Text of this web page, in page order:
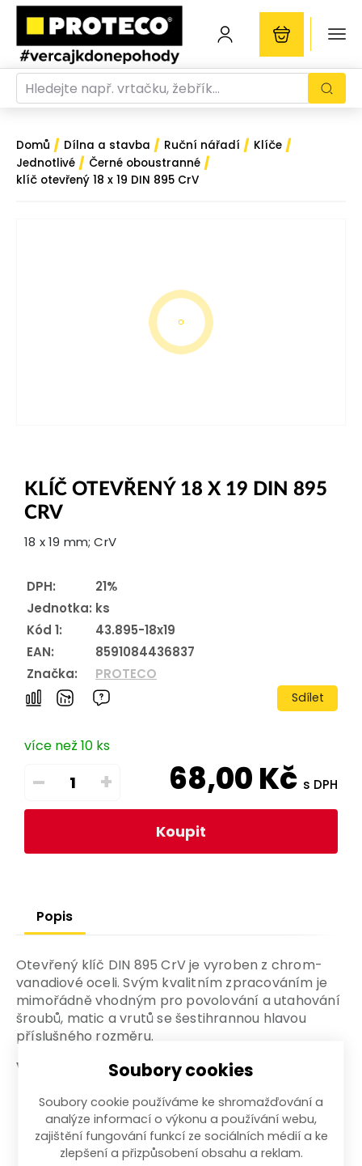
Domů / Dílna a stavba / Ruční nářadí / Klíče /
Jednotlivé / Černé oboustranné /
klíč otevřený 18 x 19 DIN 895 CrV
KLÍČ OTEVŘENÝ 18 X 19 DIN 895
CRV
18 x 19 mm; CrV
DPH:
21%
Jednotka: ks
Kód 1:
43.895-18x19
EAN:
8591084436837
Značka:
PROTECO
Sdílet
více než 10 ks
– + 68,00Kč s DPH
Koupit
Popis
Otevřený klíč DIN 895 CrV je vyroben z chrom-
vanadiové oceli. Svým kvalitním zpracováním je
mimořádně vhodným pro povolování a utahování
šroubů, matic a vrutů se šestihrannou hlavou
příslušného rozměru.
Výhody a charakteristické znaky
Vyroben z chrom-vanadiové oceli
Pro utahování i povolování šroubů, matic a vrutů
Soubory cookies
Soubory cookie používáme ke shromažďování a
analýze informací o výkonu a používání webu,
zajištění fungování funkcí ze sociálních médií a ke
zlepšení a přizpůsobení obsahu a reklam.